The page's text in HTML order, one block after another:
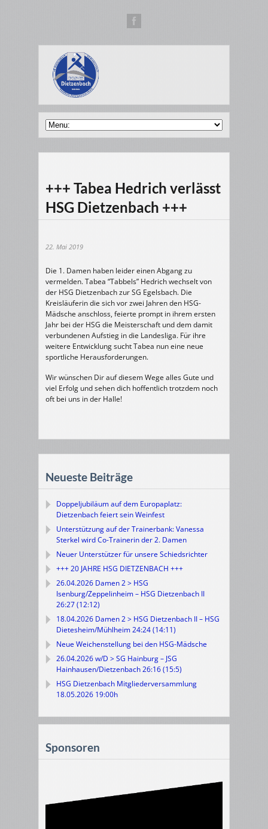
+++ Tabea Hedrich verlässt
HSG Dietzenbach +++
22. Mai 2019
Die 1. Damen haben leider einen Abgang zu
vermelden. Tabea “Tabbels” Hedrich wechselt von
der HSG Dietzenbach zur SG Egelsbach. Die
Kreisläuferin die sich vor zwei Jahren den HSG-
Mädsche anschloss, feierte prompt in ihrem ersten
Jahr bei der HSG die Meisterschaft und dem damit
verbundenen Aufstieg in die Landesliga. Für ihre
weitere Entwicklung sucht Tabea nun eine neue
sportliche Herausforderungen.
Wir wünschen Dir auf diesem Wege alles Gute und
viel Erfolg und sehen dich hoffentlich trotzdem noch
oft bei uns in der Halle!
Neueste Beiträge
Doppeljubiläum auf dem Europaplatz:
Dietzenbach feiert sein Weinfest
Unterstützung auf der Trainerbank: Vanessa
Sterkel wird Co-Trainerin der 2. Damen
Neuer Unterstützer für unsere Schiedsrichter
+++ 20 JAHRE HSG DIETZENBACH +++
26.04.2026 Damen 2 > HSG
Isenburg/Zeppelinheim – HSG Dietzenbach II
26:27 (12:12)
18.04.2026 Damen 2 > HSG Dietzenbach II – HSG
Dietesheim/Mühlheim 24:24 (14:11)
Neue Weichenstellung bei den HSG-Mädsche
26.04.2026 w/D > SG Hainburg – JSG
Hainhausen/Dietzenbach 26:16 (15:5)
HSG Dietzenbach Mitgliederversammlung
18.05.2026 19:00h
Sponsoren